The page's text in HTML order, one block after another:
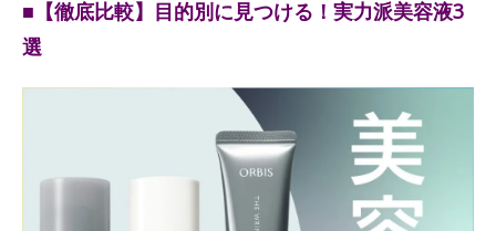
■【徹底比較】目的別に見つける！実力派美容液3
選